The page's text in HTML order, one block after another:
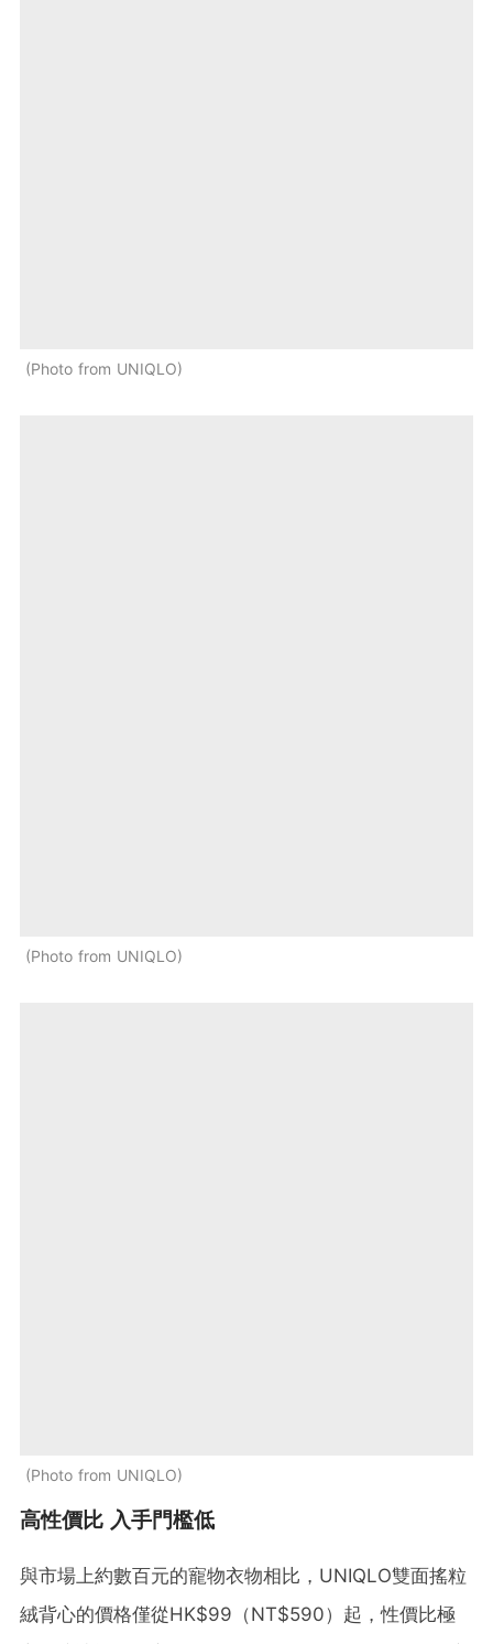
Photo from UNIQLO
Photo from UNIQLO
Photo from UNIQLO
高性價比 入手門檻低
與市場上約數百元的寵物衣物相比，UNIQLO雙面搖粒
絨背心的價格僅從HK$99（NT$590）起，性價比極